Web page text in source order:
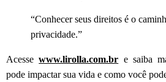
“Conhecer seus direitos é o
privacidade.”
Acessewww.lirolla.com.br e saiba
pode impactar sua vida e como você